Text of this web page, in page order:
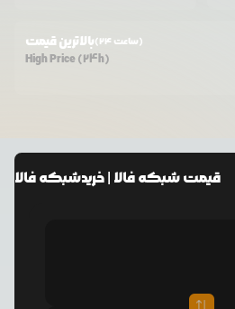
بالاترین قیمت (24 ساعت)
High Price (24h)
قیمتشبکه فالا | خریدشبکه فالا